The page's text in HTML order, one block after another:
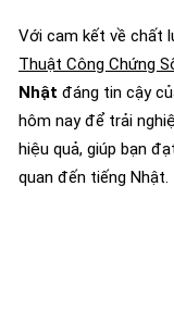
Với cam kết về chất
Thuật Công Chứng
Nhật đáng tin cậy
hôm nay để trải
hiệu quả, giúp bạn
quan đến tiếng Nhật.